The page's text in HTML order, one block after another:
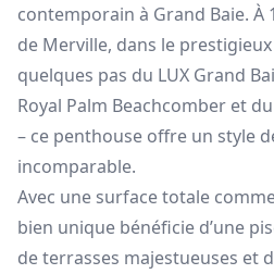
contemporain à Grand Baie. À
de Merville, dans le prestigieux
quelques pas du LUX Grand
Royal Palm Beachcomber et
– ce penthouse offre un style
incomparable.
Avec une surface totale
bien unique bénéficie d’une
de terrasses majestueuses et